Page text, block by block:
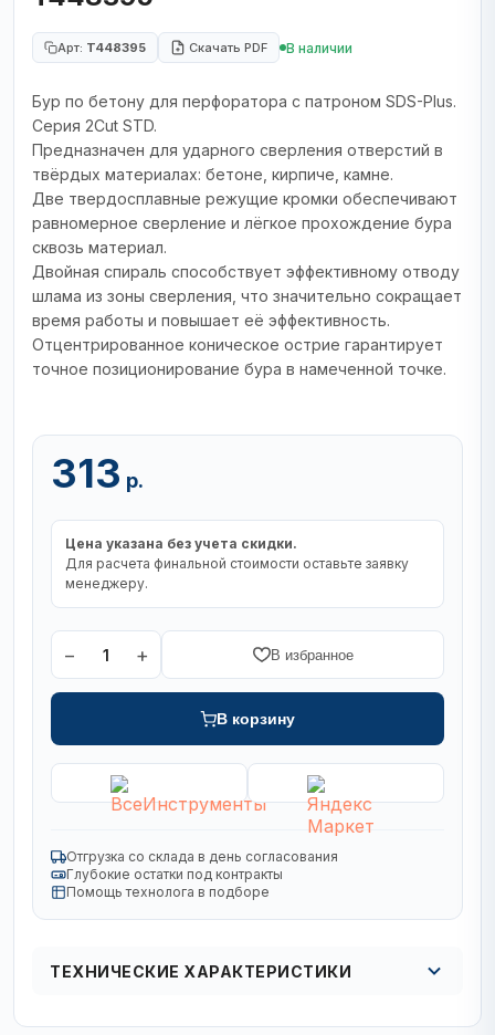
Арт: T448395 Скачать PDF В наличии
Бур по бетону для перфоратора с патроном SDS-Plus.
Серия 2Cut STD.
Предназначен для ударного сверления отверстий в
твёрдых материалах: бетоне, кирпиче, камне.
Две твердосплавные режущие кромки обеспечивают
равномерное сверление и лёгкое прохождение бура
сквозь материал.
Двойная спираль способствует эффективному отводу
шлама из зоны сверления, что значительно сокращает
время работы и повышает её эффективность.
Отцентрированное коническое острие гарантирует
точное позиционирование бура в намеченной точке.
313 р.
Цена указана без учета скидки.
Для расчета финальной стоимости оставьте заявку
менеджеру.
− 1 + В избранное
В корзину
Отгрузка со склада в день согласования
Глубокие остатки под контракты
Помощь технолога в подборе
ТЕХНИЧЕСКИЕ ХАРАКТЕРИСТИКИ
Серия